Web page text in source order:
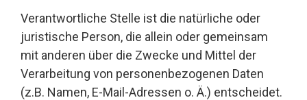
Verantwortliche Stelle ist die natürliche oder
juristische Person, die allein oder gemeinsam
mit anderen über die Zwecke und Mittel der
Verarbeitung von personenbezogenen Daten
(z.B. Namen, E-Mail-Adressen o. Ä.) entscheidet.